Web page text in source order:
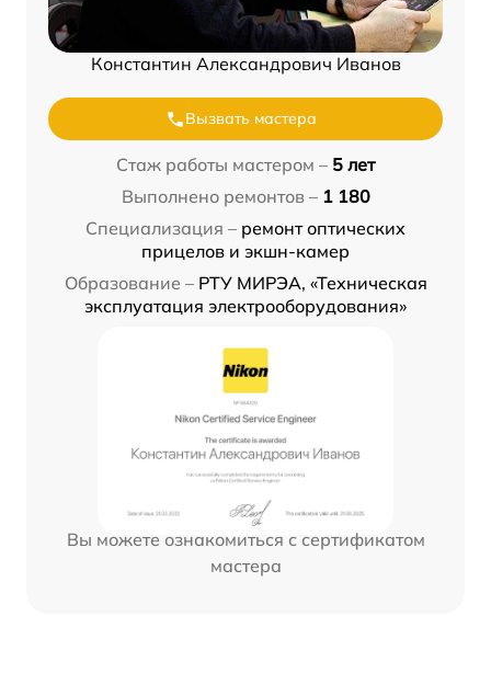
Константин Александрович Иванов
Вызвать мастера
Стаж работы мастером – 5 лет
Выполнено ремонтов – 1 180
Специализация – ремонт оптических
прицелов и экшн-камер
Образование – РТУ МИРЭА, «Техническая
эксплуатация электрооборудования»
Вы можете ознакомиться с сертификатом
мастера